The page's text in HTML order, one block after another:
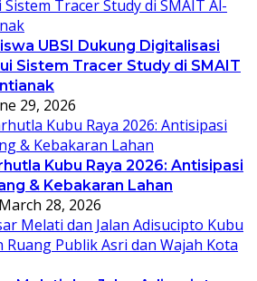
UBSI Dukung Digitalisasi
Sistem Tracer Study di SMAIT
29, 2026
Kubu Raya 2026: Antisipasi
& Kebakaran Lahan
March 28, 2026